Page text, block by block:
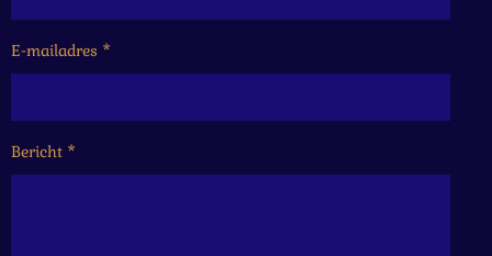
1
6
6
6
e
n
e
n
e
n
e
n
E-mailadres *
Bericht *